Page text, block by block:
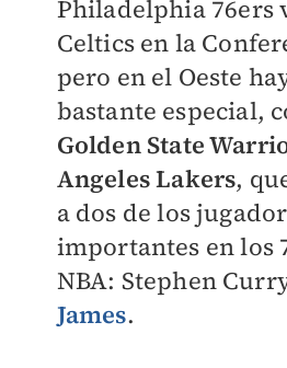
Philadelphia 76ers
Celtics en la
pero en el Oeste
bastante especial,
Golden State
Angeles Lakers,
a dos de los
importantes en los
NBA: Stephen
James.